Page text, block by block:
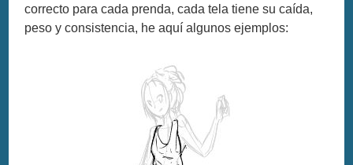
correcto para cada prenda, cada tela tiene su caída,
peso y consistencia, he aquí algunos ejemplos: